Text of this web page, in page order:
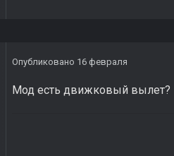
Опубликовано 16 февраля
Мод есть движковый вылет?